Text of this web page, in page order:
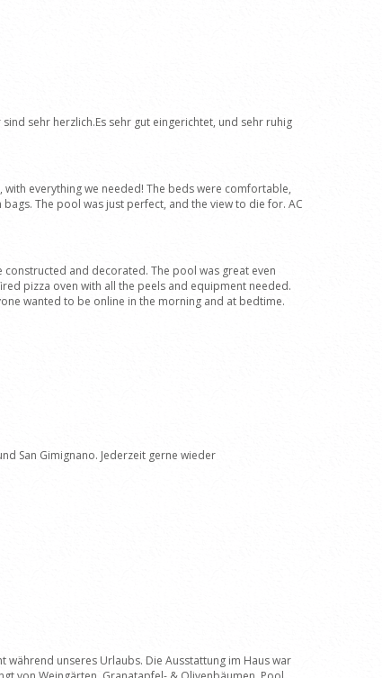
sehr herzlich.Es sehr gut eingerichtet, und sehr ruhig
everything we needed! The beds were comfortable,
The pool was just perfect, and the view to die for. AC
and decorated. The pool was great even
pizza oven with all the peels and equipment needed.
wanted to be online in the morning and at bedtime.
San Gimignano. Jederzeit gerne wieder
während unseres Urlaubs. Die Ausstattung im Haus war